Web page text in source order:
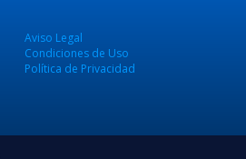
Aviso Legal
Condiciones de Uso
Política de Privacidad